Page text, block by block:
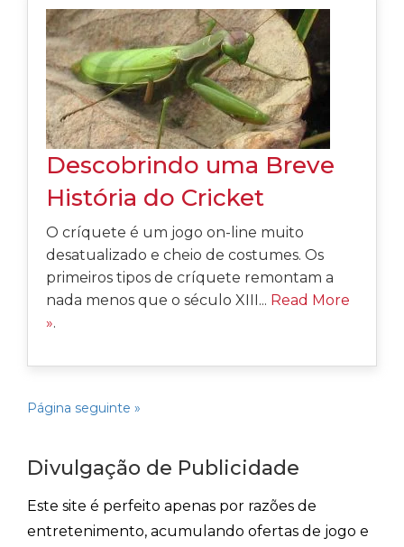
Descobrindo uma Breve
História do Cricket
O críquete é um jogo on-line muito
desatualizado e cheio de costumes. Os
primeiros tipos de críquete remontam a
nada menos que o século XIII... Read More
».
Página seguinte »
Divulgação de Publicidade
Este site é perfeito apenas por razões de
entretenimento, acumulando ofertas de jogo e